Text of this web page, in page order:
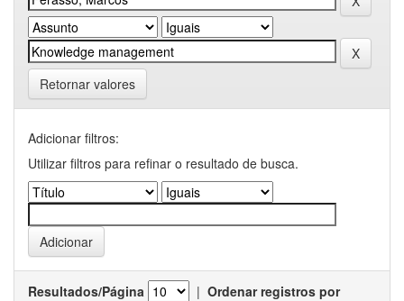
Retornar valores
Adicionar filtros:
Utilizar filtros para refinar o resultado de busca.
Resultados/Página | Ordenar registros por